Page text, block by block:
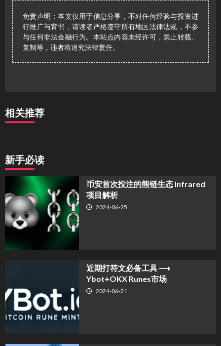
免责声明：本文仅用于信息分享，不对任何经验与投资进
行推广与背书，请读者严格遵守所有地区法律法规，不参
与任何非法金融行为。本站点内容未经许可，禁止转载、
复制等，违者将追究法律责任。
相关推荐
新手必读
币安首次投注的熊链生态 Infrared
项目解析
2024-06-25
近期打符文必备工具 ⟶
Ybot+OKX Runes市场
2024-06-21